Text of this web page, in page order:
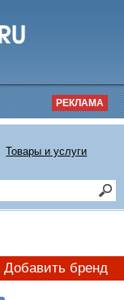
РЕКЛАМА
Товары и услуги
Добавить бренд